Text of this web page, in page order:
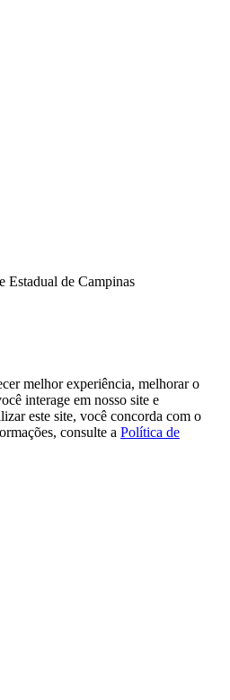
de Campinas
melhor experiência, melhorar o
interage em nosso site e
este site, você concorda com o
consulte a Política de